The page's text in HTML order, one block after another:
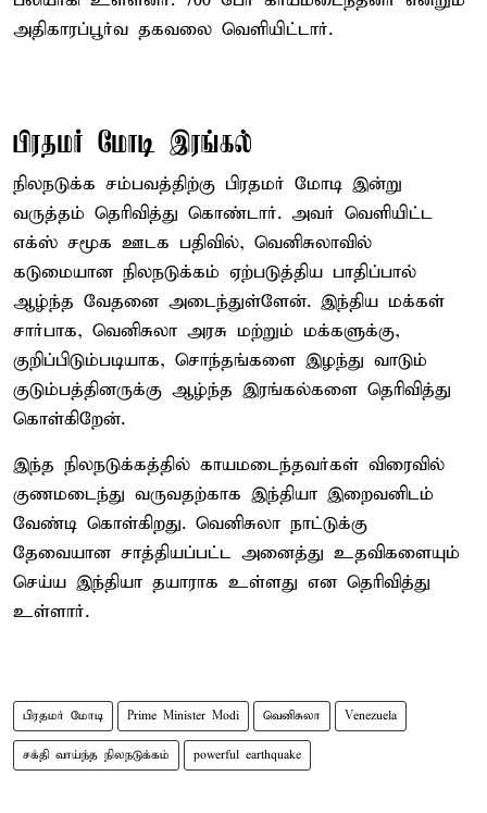
அதிகாரப்பூர்வ தகவலை வெளியிட்டார்.
பிரதமர் மோடி இரங்கல்
நிலநடுக்க சம்பவத்திற்கு பிரதமர் மோடி இன்று
வருத்தம் தெரிவித்து கொண்டார். அவர் வெளியிட்ட
எக்ஸ் சமூக ஊடக பதிவில், வெனிசுலாவில்
கடுமையான நிலநடுக்கம் ஏற்படுத்திய பாதிப்பால்
ஆழ்ந்த வேதனை அடைந்துள்ளேன். இந்திய மக்கள்
சார்பாக, வெனிசுலா அரசு மற்றும் மக்களுக்கு,
குறிப்பிடும்படியாக, சொந்தங்களை இழந்து வாடும்
குடும்பத்தினருக்கு ஆழ்ந்த இரங்கல்களை தெரிவித்து
கொள்கிறேன்.
இந்த நிலநடுக்கத்தில் காயமடைந்தவர்கள் விரைவில்
குணமடைந்து வருவதற்காக இந்தியா இறைவனிடம்
வேண்டி கொள்கிறது. வெனிசுலா நாட்டுக்கு
தேவையான சாத்தியப்பட்ட அனைத்து உதவிகளையும்
செய்ய இந்தியா தயாராக உள்ளது என தெரிவித்து
உள்ளார்.
பிரதமர் மோடி Prime Minister Modi வெனிசுலா Venezuela
சக்தி வாய்ந்த நிலநடுக்கம் powerful earthquake